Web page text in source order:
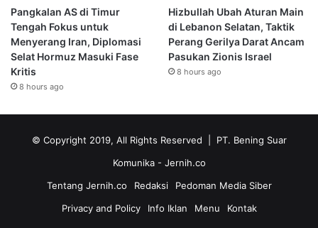
Pangkalan AS di Timur
Tengah Fokus untuk
Menyerang Iran, Diplomasi
Selat Hormuz Masuki Fase
Kritis
8 hours ago
Hizbullah Ubah Aturan Main
di Lebanon Selatan, Taktik
Perang Gerilya Darat Ancam
Pasukan Zionis Israel
8 hours ago
© Copyright 2019, All Rights Reserved | PT. Bening Suar
Komunika - Jernih.co
Tentang Jernih.co
Redaksi
Pedoman Media Siber
Privacy and Policy
Info Iklan Menu Kontak